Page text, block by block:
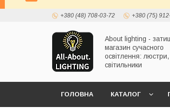
+380 (48) 708-03-72 +380 (75)
About lighting -
магазин сучасного
освітлення:
світильники
ГОЛОВНА КАТАЛОГ